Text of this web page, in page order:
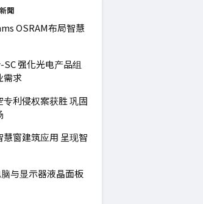
聞
OSRAM布局智慧
强化光电产品组
需求
利侵权案获胜 巩固
窗建筑应用 呈现智
与显示器液晶面板